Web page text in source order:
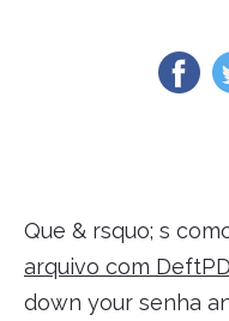
Que & rsquo; s
arquivo com
down your senha